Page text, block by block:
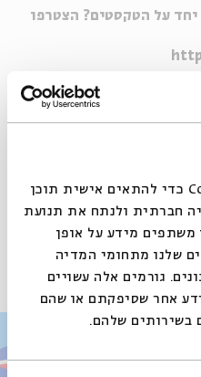
אנחנו משתמשים בקובצי Cookie כדי להתאים אישית תוכן
חברתית ולנתח את תנועת
משתפים מידע על אופן
שלנו מתחומי המדיה
גורמים אלה עשויים
אחר שסיפקתם או שהם
בשירותים שלהם.
על הטקסטים? הצטרפו
המתנגנים בפרקים >>
Email
בסדרה